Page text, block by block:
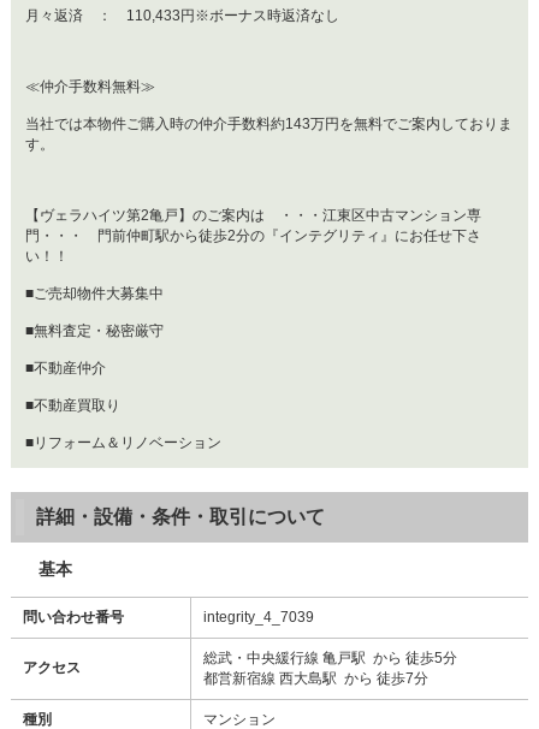
月々返済 ： 110,433円※ボーナス時返済なし
≪仲介手数料無料≫
当社では本物件ご購入時の仲介手数料約143万円を無料でご案内しておりま
す。
【ヴェラハイツ第2亀戸】のご案内は ・・・江東区中古マンション専
門・・・ 門前仲町駅から徒歩2分の『インテグリティ』にお任せ下さ
い！！
■ご売却物件大募集中
■無料査定・秘密厳守
■不動産仲介
■不動産買取り
■リフォーム＆リノベーション
詳細・設備・条件・取引について
基本
問い合わせ番号 integrity_4_7039
アクセス
総武・中央緩行線 亀戸駅 から 徒歩5分
都営新宿線 西大島駅 から 徒歩7分
種別 マンション